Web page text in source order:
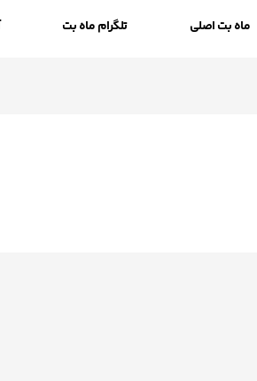
ماه بت اصلی تلگرام ماه بت